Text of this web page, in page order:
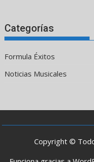
Categorías
Formula Éxitos
Noticias Musicales
Copyright ©